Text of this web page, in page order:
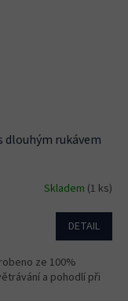
dlouhým rukávem
Skladem (1 ks)
DETAIL
ze 100%
a pohodlí při